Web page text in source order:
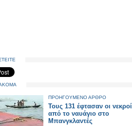
ΠΡΟΗΓΟΥΜΕΝΟ ΑΡΘΡΟ
Τους 131 έφτασαν οι νεκροί
από το ναυάγιο στο
Μπανγκλαντές